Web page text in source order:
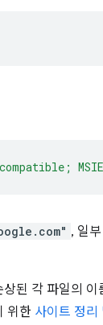
, 일
된 각 파일의 이
위한 사이트 정리